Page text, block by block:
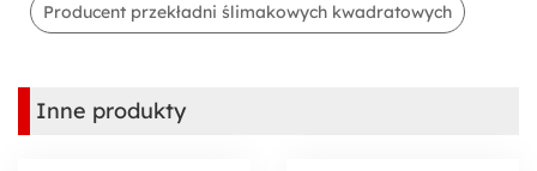
Producent przekładni ślimakowych kwadratowych
Inne produkty